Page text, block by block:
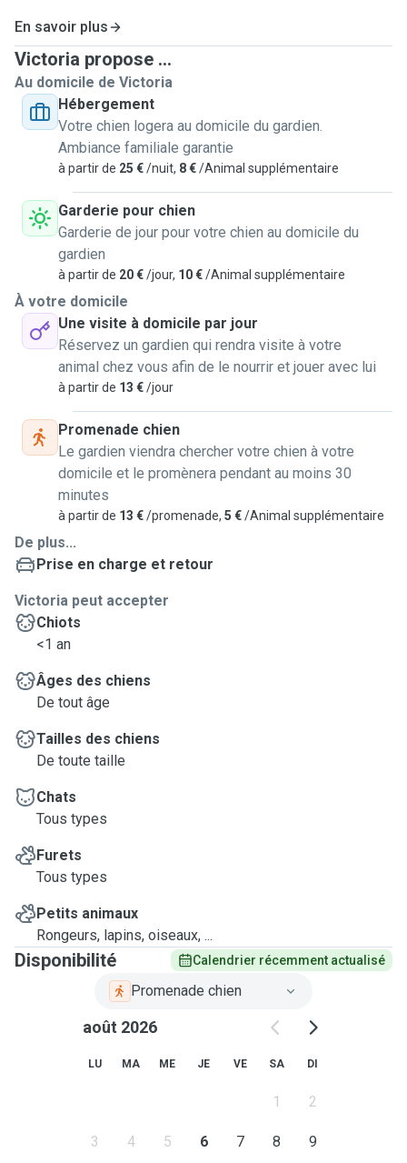
En savoir plus
Victoria propose ...
Au domicile de Victoria
Hébergement
Votre chien logera au domicile du gardien.
Ambiance familiale garantie
à partir de 25 €/nuit, 8 €/Animal supplémentaire
Garderie pour chien
Garderie de jour pour votre chien au domicile du
gardien
à partir de 20 €/jour, 10 €/Animal supplémentaire
À votre domicile
Une visite à domicile par jour
Réservez un gardien qui rendra visite à votre
animal chez vous afin de le nourrir et jouer avec lui
à partir de 13 €/jour
Promenade chien
Le gardien viendra chercher votre chien à votre
domicile et le promènera pendant au moins 30
minutes
à partir de 13 €/promenade, 5 €/Animal supplémentaire
De plus...
Prise en charge et retour
Victoria peut accepter
Chiots
<1 an
Âges des chiens
De tout âge
Tailles des chiens
De toute taille
Chats
Tous types
Furets
Tous types
Petits animaux
Rongeurs, lapins, oiseaux, ...
Disponibilité Calendrier récemment actualisé
Promenade chien
août 2026
LU MA ME JE VE SA DI
1 2
3 4 5 6 7 8 9